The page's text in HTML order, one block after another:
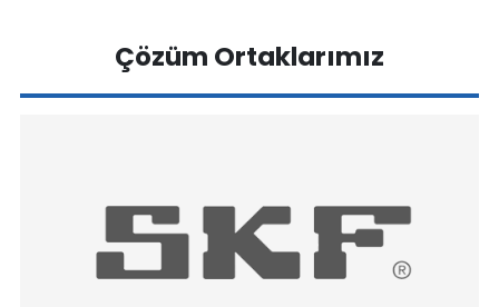
Çözüm Ortaklarımız